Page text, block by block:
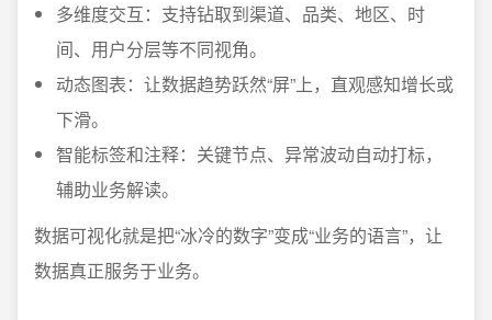
多维度交互：支持钻取到渠道、品类、地区、时
间、用户分层等不同视角。
动态图表：让数据趋势跃然“屏”上，直观感知增长或
下滑。
智能标签和注释：关键节点、异常波动自动打标，
辅助业务解读。
数据可视化就是把“冰冷的数字”变成“业务的语言”，让
数据真正服务于业务。